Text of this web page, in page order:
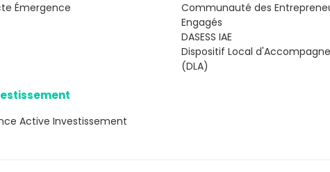
Émergence
Communauté des
Engagés
DASESS IAE
Dispositif Local
(DLA)
Active Investissement